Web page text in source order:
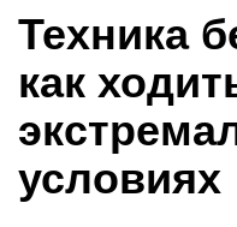
Техника
как
условиях